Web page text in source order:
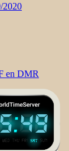
2020
en DMR